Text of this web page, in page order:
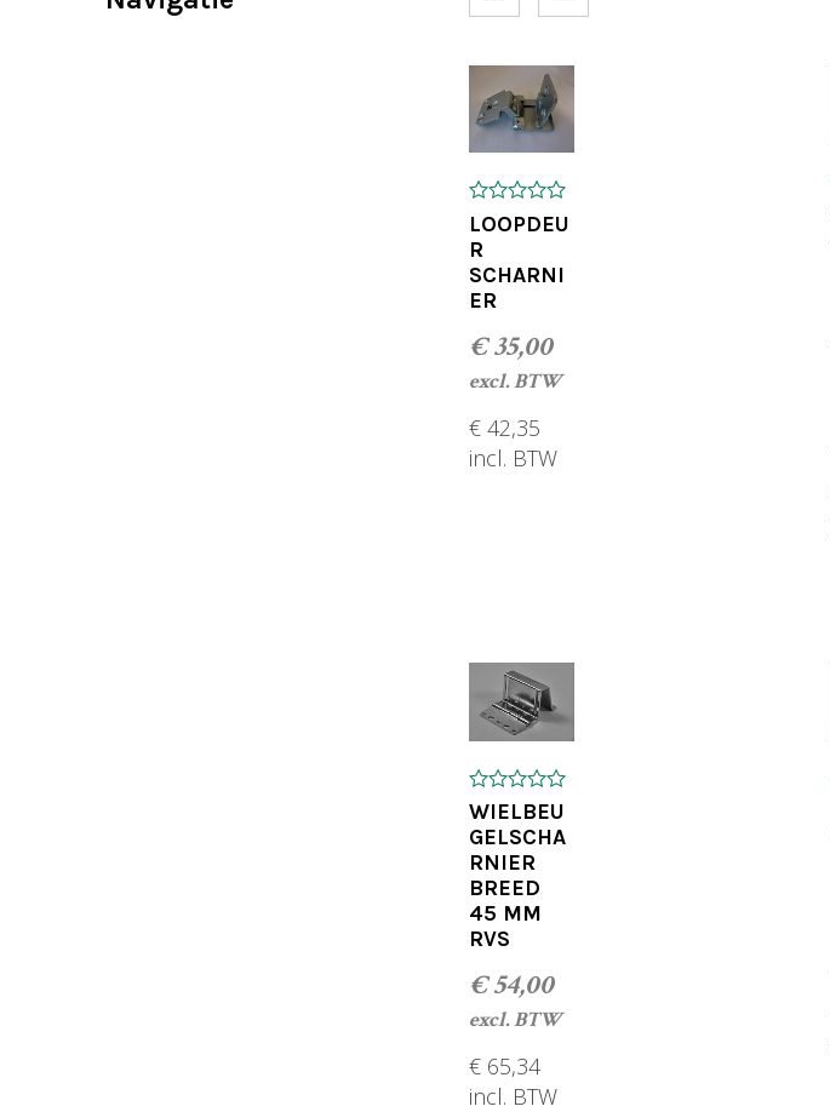
0
o
u
t
o
f
LOOPDEU
R
SCHARNI
ER
€35,00
excl. BTW
€ 42,35
incl. BTW
0
o
u
t
o
f
5
WIELBEU
GELSCHA
RNIER
BREED
45 MM
RVS
€54,00
excl. BTW
€ 65,34
incl. BTW